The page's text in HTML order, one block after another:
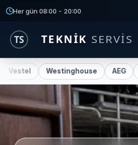
Her gün 08:00 - 20:00
Westinghouse AEG Amana